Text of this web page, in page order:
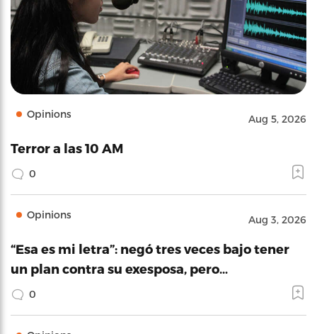
Opinions Aug 5, 2026
Terror a las 10 AM
0
Opinions Aug 3, 2026
“Esa es mi letra”: negó tres veces bajo tener
un plan contra su exesposa, pero…
0